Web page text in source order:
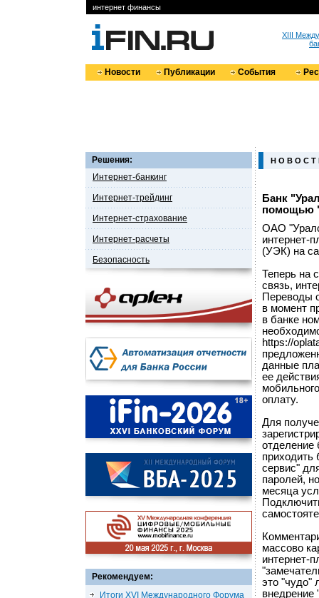
интернет финансы
XIII
Новости Публикации События
Решения:
Интернет-банкинг
Интернет-трейдинг
Интернет-страхование
Интернет-расчеты
Безопасность
Рекомендуем:
Итоги XVI Международного Форума
Н О В О С Т
Банк
помощью
ОАО
интернет-
(УЭК) на
Теперь на
связь,
Переводы
в момент
в банке
https://
данные
ее
оплату.
Для
отделение
приходить
сервис"
паролей,
месяца
массово
интернет-
это "чудо"
внедрение